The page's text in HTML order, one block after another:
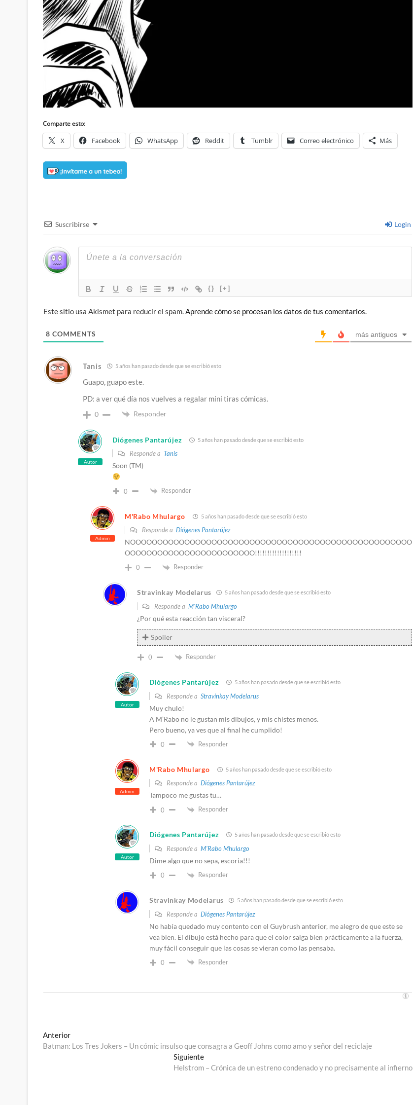
Comparte esto:
X Facebook WhatsApp Reddit Tumblr Correo electrónico Más
Suscribirse Login
{} [+]
Este sitio usa Akismet para reducir el spam.Aprende cómo se procesan los datos de tus comentarios.
8 COMMENTS más antiguos
Tanis 5 años han pasado desde que se escribió esto
Guapo, guapo este.
PD: a ver qué día nos vuelves a regalar mini tiras cómicas.
0 Responder
Autor
Diógenes Pantarújez 5 años han pasado desde que se escribió esto
Responde a Tanis
Soon (TM)
0 Responder
Admin
M'Rabo Mhulargo 5 años han pasado desde que se escribió esto
Responde a Diógenes Pantarújez
NOOOOOOOOOOOOOOOOOOOOOOOOOOOOOOOOOOOOOOOOOOOOOOOOOOOO
OOOOOOOOOOOOOOOOOOOOOOOO!!!!!!!!!!!!!!!!!!!
0 Responder
Stravinkay Modelarus 5 años han pasado desde que se escribió esto
Responde a M'Rabo Mhulargo
¿Por qué esta reacción tan visceral?
Spoiler
0 Responder
Autor
Diógenes Pantarújez 5 años han pasado desde que se escribió esto
Responde a Stravinkay Modelarus
Muy chulo!
A M’Rabo no le gustan mis dibujos, y mis chistes menos.
Pero bueno, ya ves que al final he cumplido!
0 Responder
Admin
M'Rabo Mhulargo 5 años han pasado desde que se escribió esto
Responde a Diógenes Pantarújez
Tampoco me gustas tu…
0 Responder
Autor
Diógenes Pantarújez 5 años han pasado desde que se escribió esto
Responde a M'Rabo Mhulargo
Dime algo que no sepa, escoria!!!
0 Responder
Stravinkay Modelarus 5 años han pasado desde que se escribió esto
Responde a Diógenes Pantarújez
No había quedado muy contento con el Guybrush anterior, me alegro de que este se
vea bien. El dibujo está hecho para que el color salga bien prácticamente a la fuerza,
muy fácil conseguir que las cosas se vieran como las pensaba.
0 Responder
Navegación
de
AnteriorEntrada
anterior:
Batman: Los Tres Jokers – Un cómic insulso que consagra a Geoff Johns como amo y señor del reciclaje
SiguienteEntrada
siguiente:
Helstrom – Crónica de un estreno condenado y no precisamente al infierno